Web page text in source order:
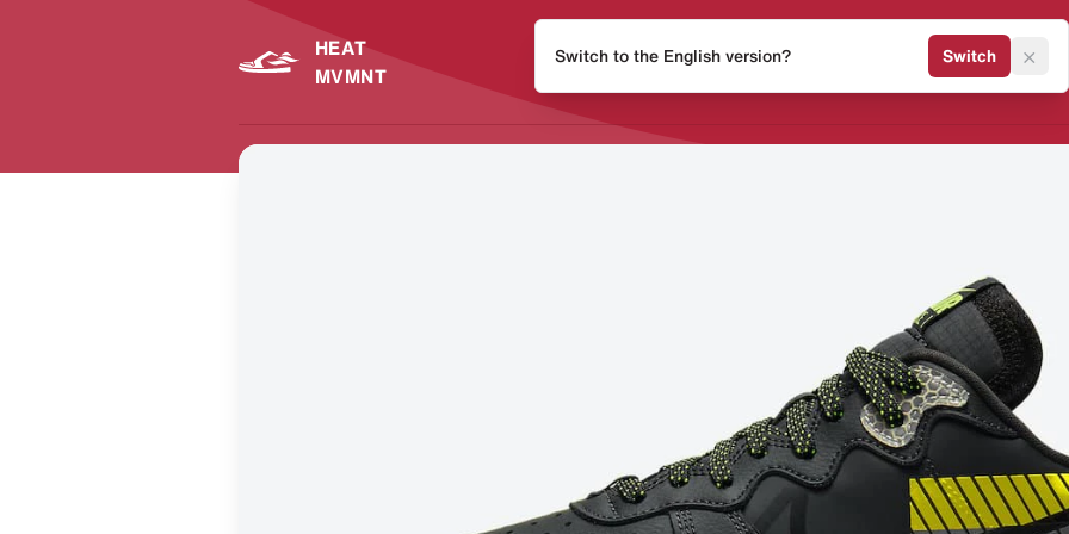
HEAT
MVMNT
Release Kalender Sneaker
Switch to the English version? Switch ×